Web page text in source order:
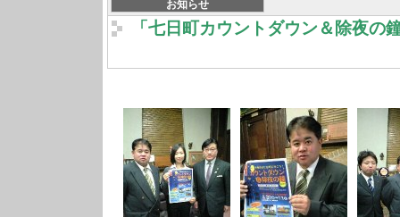
お知らせ
「七日町カウントダウン＆除夜の